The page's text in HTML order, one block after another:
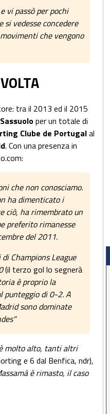
vi passò per pochi
si vedesse concedere
che vengono
tra il 2013 ed il 2015
Sassuoloper un totale di
Clube de Portugalal
. Con una presenza in
che non conosciamo.
ha dimenticato i
ciò, ha rimembrato un
preferito rimanesse
del 2011.
Champions League
(il terzo gol lo segnerà
è proprio la
punteggio di 0-2. A
sono dominate
molto alto, tanti altri
e 6 dal Benfica, ndr),
è rimasto, il caso